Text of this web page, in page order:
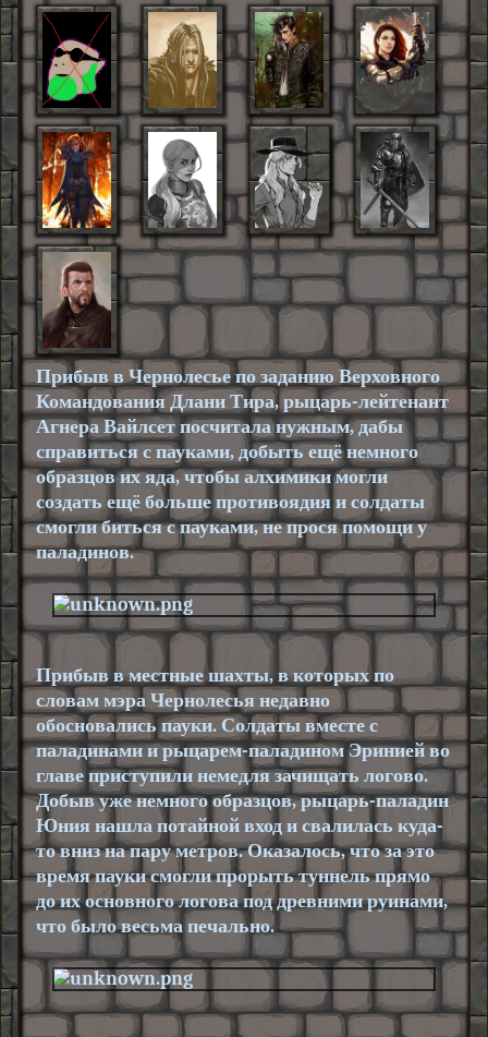
Прибыв в Чернолесье по заданию Верховного
Командования Длани Тира, рыцарь-лейтенант
АгнераВайлсетпосчитала нужным, дабы
справиться с пауками, добыть ещё немного
образцов их яда, чтобы алхимики могли
создать ещё больше противоядия и солдаты
смогли биться с пауками, не прося помощи у
паладинов.
Прибыв в местные шахты, в которых по
словам мэра Чернолесья недавно
обосновались пауки. Солдаты вместе с
паладинами и рыцарем-паладиномЭриниейво
главе приступили немедля зачищать логово.
Добыв уже немного образцов, рыцарь-паладин
Юния нашла потайной вход и свалилась куда-
то вниз на пару метров. Оказалось, что за это
время пауки смогли прорыть туннель прямо
до их основного логова под древними руинами,
что было весьма печально.